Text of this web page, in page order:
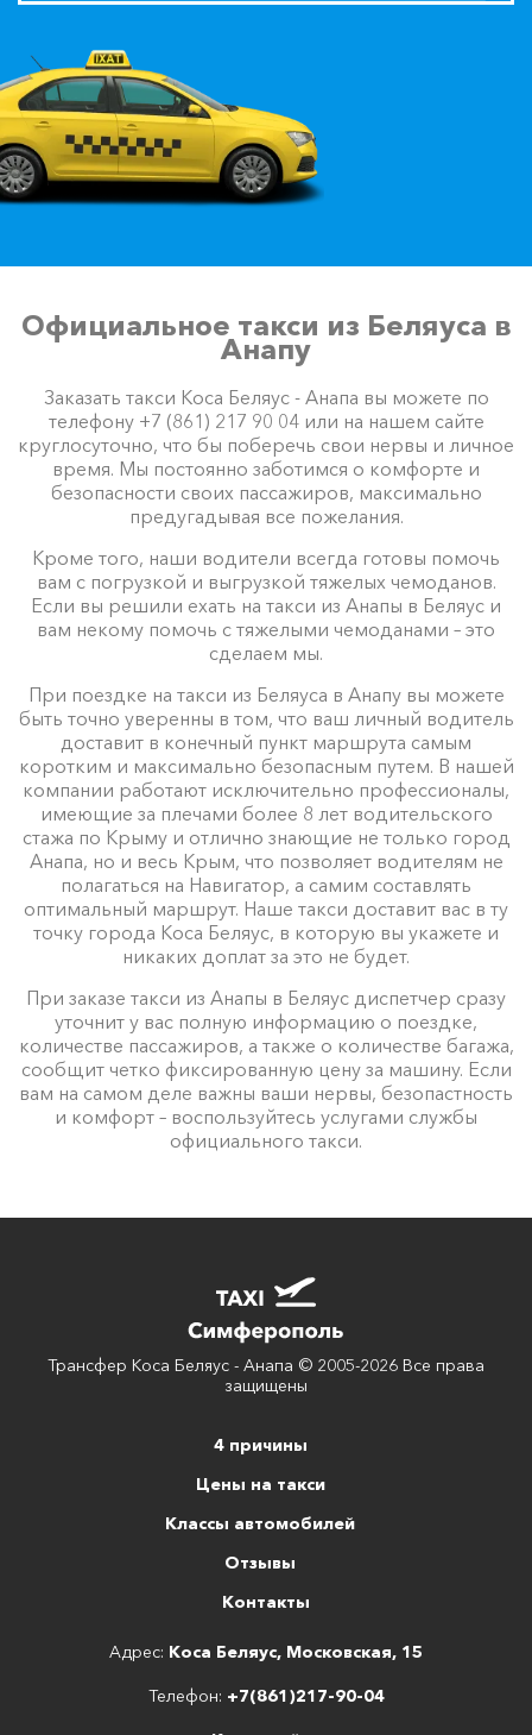
Официальное такси из Беляуса в
Анапу
Заказать такси Коса Беляус - Анапа вы можете по
телефону +7 (861) 217 90 04 или на нашем сайте
круглосуточно, что бы поберечь свои нервы и личное
время. Мы постоянно заботимся о комфорте и
безопасности своих пассажиров, максимально
предугадывая все пожелания.
Кроме того, наши водители всегда готовы помочь
вам с погрузкой и выгрузкой тяжелых чемоданов.
Если вы решили ехать на такси из Анапы в Беляус и
вам некому помочь с тяжелыми чемоданами – это
сделаем мы.
При поездке на такси из Беляуса в Анапу вы можете
быть точно уверенны в том, что ваш личный водитель
доставит в конечный пункт маршрута самым
коротким и максимально безопасным путем. В нашей
компании работают исключительно профессионалы,
имеющие за плечами более 8 лет водительского
стажа по Крыму и отлично знающие не только город
Анапа, но и весь Крым, что позволяет водителям не
полагаться на Навигатор, а самим составлять
оптимальный маршрут. Наше такси доставит вас в ту
точку города Коса Беляус, в которую вы укажете и
никаких доплат за это не будет.
При заказе такси из Анапы в Беляус диспетчер сразу
уточнит у вас полную информацию о поездке,
количестве пассажиров, а также о количестве багажа,
сообщит четко фиксированную цену за машину. Если
вам на самом деле важны ваши нервы, безопастность
и комфорт – воспользуйтесь услугами службы
официального такси.
Трансфер Коса Беляус - Анапа © 2005-2026 Все права
защищены
4 причины
Цены на такси
Классы автомобилей
Отзывы
Контакты
Адрес: Коса Беляус, Московская, 15
Телефон: +7(861)217-90-04